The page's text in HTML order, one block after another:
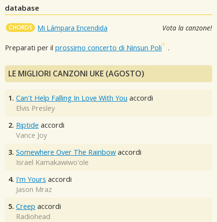
database
CHORDS Mi Lámpara Encendida Vota la canzone!
Preparati per il prossimo concerto di Ninsun Poli .
LE MIGLIORI CANZONI UKE (AGOSTO)
1. Can't Help Falling In Love With You accordi
Elvis Presley
2. Riptide accordi
Vance Joy
3. Somewhere Over The Rainbow accordi
Israel Kamakawiwo'ole
4. I'm Yours accordi
Jason Mraz
5. Creep accordi
Radiohead